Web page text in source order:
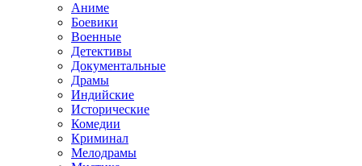
Аниме
Боевики
Военные
Детективы
Документальные
Драмы
Индийские
Исторические
Комедии
Криминал
Мелодрамы